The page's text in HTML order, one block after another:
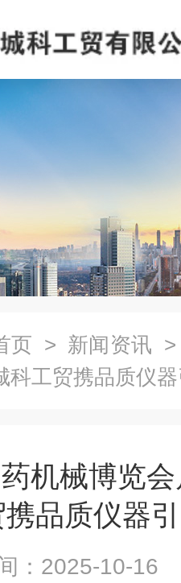
页 > 新闻资讯
科工贸携品质仪
机械博览
携品质仪器
间：2025-10-